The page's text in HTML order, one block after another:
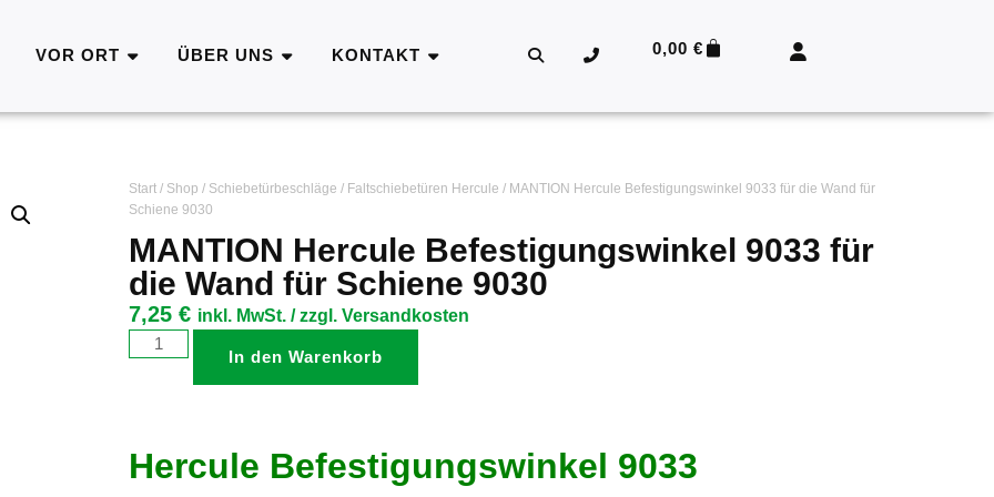
VOR ORT ÜBER UNS KONTAKT 0,00€
Start/ Shop / Schiebetürbeschläge / Faltschiebetüren Hercule / MANTION Hercule Befestigungswinkel 9033 für die Wand für
Schiene 9030
MANTION Hercule Befestigungswinkel 9033 für
die Wand für Schiene 9030
7,25 € inkl. MwSt. / zzgl. Versandkosten
In den Warenkorb
Hercule Befestigungswinkel 9033